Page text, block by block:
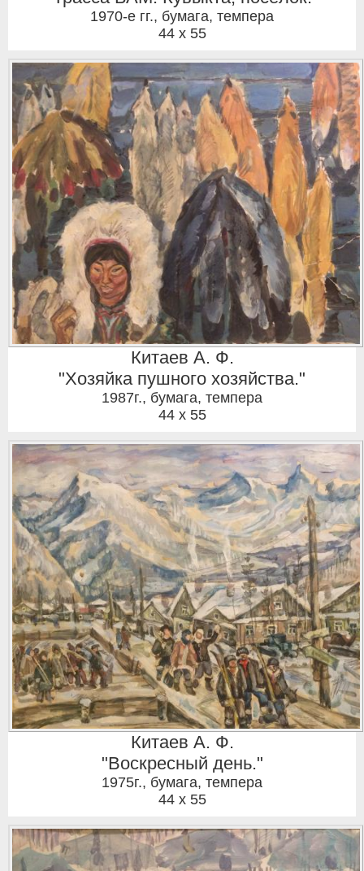
1970-е гг., бумага, темпера
44 x 55
Китаев А. Ф.
"Хозяйка пушного хозяйства."
1987г., бумага, темпера
44 x 55
Китаев А. Ф.
"Воскресный день."
1975г., бумага, темпера
44 x 55